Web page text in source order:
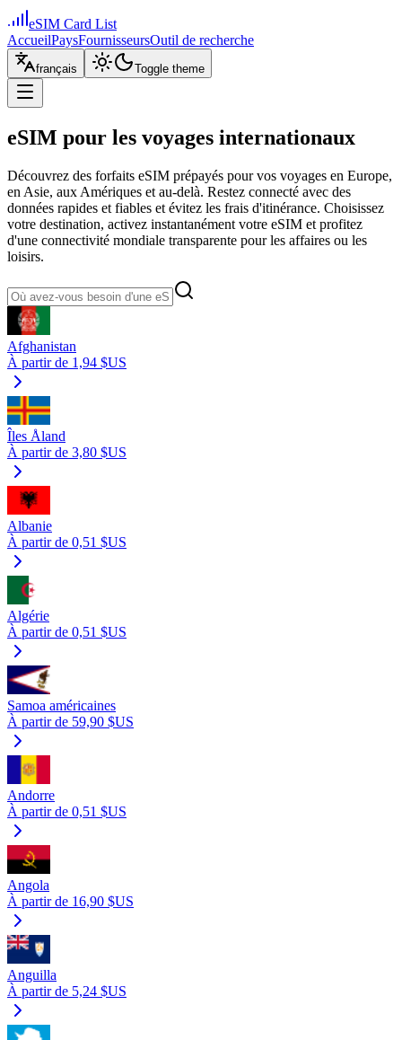
eSIM Card List
AccueilPaysFournisseursOutil de recherche
français Toggle theme
eSIM pour les voyages internationaux
Découvrez des forfaits eSIM prépayés pour vos voyages en Europe,
en Asie, aux Amériques et au-delà. Restez connecté avec des
données rapides et fiables et évitez les frais d'itinérance. Choisissez
votre destination, activez instantanément votre eSIM et profitez
d'une connectivité mondiale transparente pour les affaires ou les
loisirs.
Afghanistan
À partir de 1,94 $US
Îles Åland
À partir de 3,80 $US
Albanie
À partir de 0,51 $US
Algérie
À partir de 0,51 $US
Samoa américaines
À partir de 59,90 $US
Andorre
À partir de 0,51 $US
Angola
À partir de 16,90 $US
Anguilla
À partir de 5,24 $US